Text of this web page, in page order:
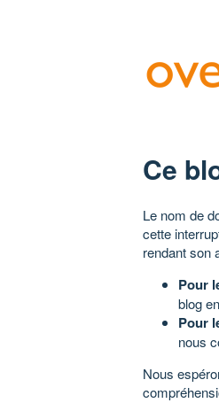
Ce
Le nom de
cette
rendant son
Pour
blog
Pour
nous
Nous